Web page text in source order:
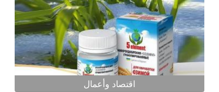
اقتصاد وأعمال